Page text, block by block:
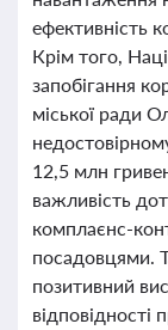
ефективність
Крім того,
запобігання
міської ради
12,5 млн
важливість
комплаєнс-
посадовцями.
позитивний
відповідності